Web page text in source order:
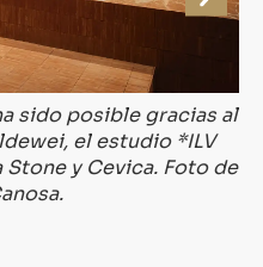
sido posible gracias al
el estudio *ILV
y Cevica. Foto de